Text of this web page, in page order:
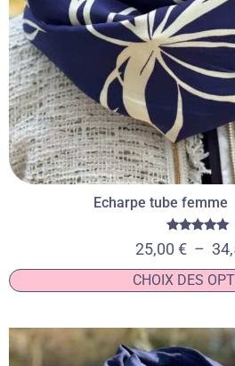
Echarpe tube femme
5.00
25,00 € –
CHOIX DES